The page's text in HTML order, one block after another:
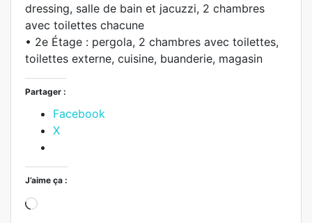
dressing, salle de bain et jacuzzi, 2 chambres
avec toilettes chacune
• 2e Étage : pergola, 2 chambres avec toilettes,
toilettes externe, cuisine, buanderie, magasin
Partager :
Facebook
X
J’aime ça :